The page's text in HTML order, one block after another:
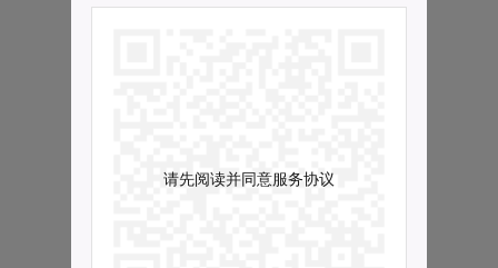
请先阅读并同意服务协议